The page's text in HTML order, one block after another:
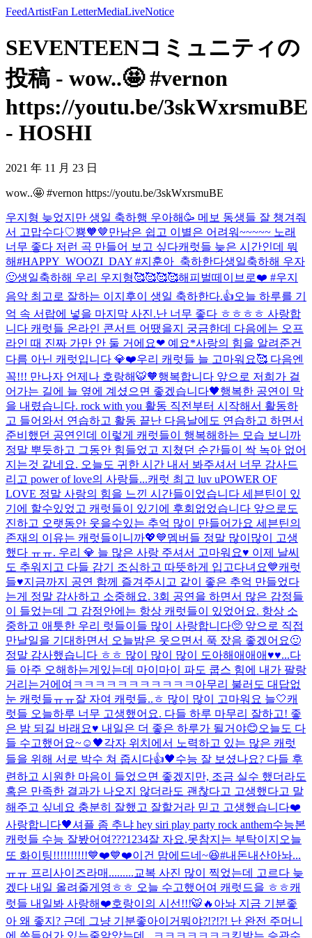
FeedArtistFan LetterMediaLiveNotice
SEVENTEENコミュニティの
投稿 - wow..🤩 #vernon
https://youtu.be/3skWxrsmuBE
- HOSHI
2021 年 11 月 23 日
wow..🤩 #vernon https://youtu.be/3skWxrsmuBE
우지형 늦었지만 생일 축하행 우아해🥳 메보 동생들 잘 챙겨줘
서 고맙수다♡뿅🧡🤎만남은 쉽고 이별은 어려워~~~~~ 노래
너무 좋다 저런 곡 만들어 보고 싶다캐럿들 늦은 시간인데 뭐
해#HAPPY_WOOZI_DAY #지훈아_축하한다생일축하해 우자
🙂생일축하해 우리 우지형🥰🥰🥰🥰해피벌떼이브로❤️ #우지
음악 최고로 잘하는 이지후이 생일 축하한다.👍오늘 하루를 기
억 속 서랍에 넣을 마지막 사진.난 너무 좋다 ㅎㅎㅎㅎ 사랑합
니다 캐럿들 온라인 콘서트 어땠을지 궁금한데 다음에는 오프
라인 때 진짜 가만 안 둘 거에요❤ 예요*사랑의 힘을 알려준건
다름 아닌 캐럿입니다 💎❤️우리 캐럿들 늘 고마워요🥰 다음엔
꼭!!! 만나자 언제나 호랑해🐯🧡행복합니다 앞으로 저희가 걸
어가는 길에 늘 옆에 계셨으면 좋겠습니다🖤행복한 공연이 막
을 내렸습니다. rock with you 활동 직전부터 시작해서 활동하
고 들어와서 연습하고 활동 끝난 다음날에도 연습하고 하면서
준비했던 공연인데 이렇게 캐럿들이 행복해하는 모습 보니까
정말 뿌듯하고 그동안 힘들었고 지쳤던 순간들이 싹 녹아 없어
지는것 같네요. 오늘도 귀한 시간 내서 봐주셔서 너무 감사드
리고 power of love의 사랑들...캐럿 최고 luv uPOWER OF
LOVE 정말 사랑의 힘을 느낀 시간들이었습니다 세븐틴이 있
기에 할수있었고 캐럿들이 있기에 후회없었습니다 앞으로도
진하고 오랫동안 웃을수있는 추억 많이 만들어가요 세븐틴의
존재의 이유는 캐럿들이니까💖💙멤버들 정말 많이많이 고생
했다 ㅠㅠ. 우리 💎 늘 많은 사랑 주셔서 고마워요♥️ 이제 날씨
도 추워지고 다들 감기 조심하고 따뜻하게 입고다녀요💙캐럿
들♥️지금까지 공연 함께 즐겨주시고 같이 좋은 추억 만들었다
는게 정말 감사하고 소중해요. 3회 공연을 하면서 많은 감정들
이 들었는데 그 감정안에는 항상 캐럿들이 있었어요. 항상 소
중하고 애틋한 우리 럿들이들 많이 사랑합니다🥺 앞으로 직접
만날일을 기대하면서 오늘밤은 웃으면서 푹 잤음 좋겠어요🙂
정말 감사했습니다 ㅎㅎ 많이 많이 많이 도아해애애애♥️♥...다
들 아주 오해하는게있는데 마이마이 파도 쿱스 힘에 내가 팔랑
거리는거에여ㅋㅋㅋㅋㅋㅋㅋㅋㅋㅋㅋ 아무리 불러도 대답없
눈 캐럿들ㅠㅠ잘 자여 캐럿들..ㅎ 많이 많이 고마워요 늘🤍캐
럿들 오늘하루 너무 고생했어요. 다들 하루 마무리 잘하고! 좋
은 밤 되길 바래요♥️ 내일은 더 좋은 하루가 될거야😊오늘도 다
들 수고했어요~☺️ 🖤각자 위치에서 노력하고 있는 많은 캐럿
들을 위해 서로 박수 쳐 줍시다👍🖤수능 잘 보셨나요? 다들 후
련하고 시원한 마음이 들었으면 좋겠지만, 조금 실수 했더라도
혹은 만족한 결과가 나오지 않더라도 괜찮다고 고생했다고 말
해주고 싶네요 충분히 잘했고 잘할거라 믿고 고생했습니다❤️
사랑합니다🖤셔플 좀 추냐 hey siri play party rock anthem수능본
캐럿들 수능 잘봤어여???1234잘 자요.못참지는 부탁이지 오늘
또 화이팅!!!!!!!!!!💙❤️💙❤️이건 맘에드네~😆#내돈내산아놔...
ㅠㅠ 프리사이즈라매.........교복 사진 많이 찍었는데 고르다 늦
겠다 내일 올려줄게영ㅎㅎ 오늘 수고했어여 캐럿드을 ㅎㅎ캐
럿들 내일봐 사랑해❤️호랑이의 시선!!!🐯🔥 아놔 지금 기분좋
아 왜 좋지? 근데 그냥 기분좋아이거뭐야?!?!?! 난 완전 주머니
에 쏙들어가 있는줄알았는데...ㅋㅋㅋㅋㅋㅋㅋ 킹받는 승관수